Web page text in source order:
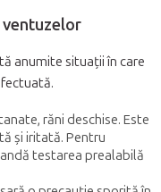
anumite situații în care
răni deschise. Este
și iritată. Pentru
testarea prealabilă